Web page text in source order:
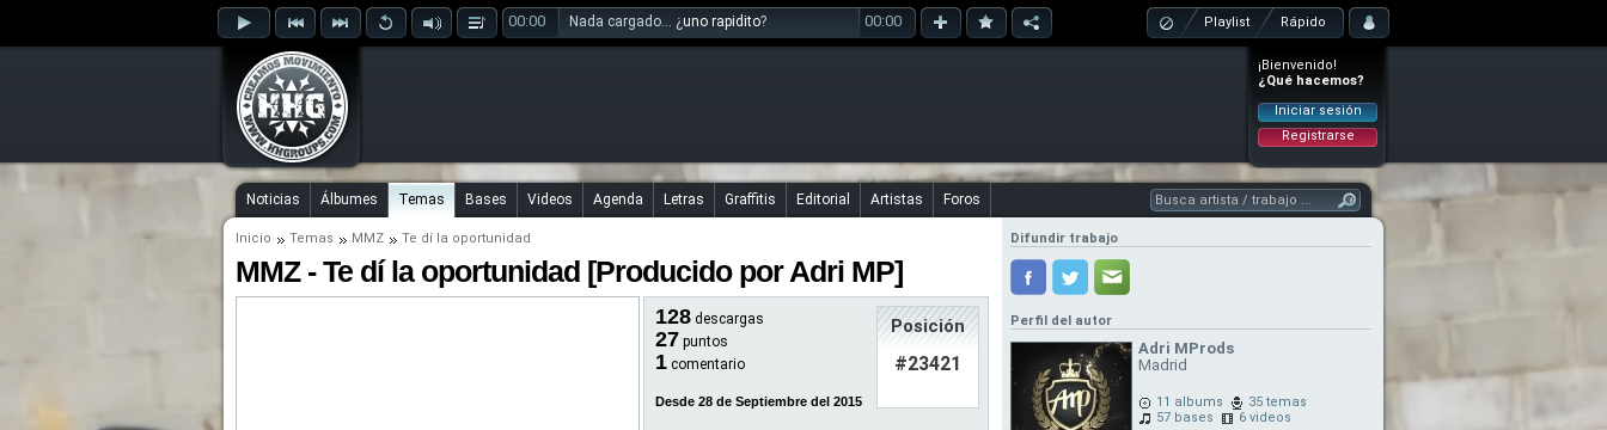
00:00 Nada cargado... ¿uno rapidito? 00:00 Playlist Rápido
¡Bienvenido!
¿Qué hacemos?
Iniciar sesión
Registrarse
Noticias Álbumes Temas Bases Videos Agenda Letras Graffitis Editorial Artistas Foros
Inicio Temas MMZ Te dí la oportunidad
MMZ - Te dí la oportunidad [Producido por Adri MP]
128 descargas
27 puntos
1 comentario
Desde 28 de Septiembre del 2015
Posición
#23421
Difundir trabajo
Perfil del autor
Adri MProds
Madrid
11 albums
35 temas
57 bases
6 videos